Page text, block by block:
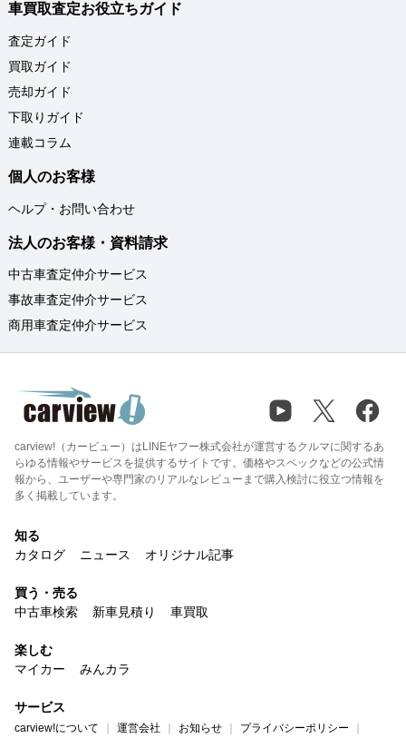
車買取査定お役立ちガイド
査定ガイド
買取ガイド
売却ガイド
下取りガイド
連載コラム
個人のお客様
ヘルプ・お問い合わせ
法人のお客様・資料請求
中古車査定仲介サービス
事故車査定仲介サービス
商用車査定仲介サービス
carview!（カービュー）はLINEヤフー株式会社が運営するクルマに関するあ
らゆる情報やサービスを提供するサイトです。価格やスペックなどの公式情
報から、ユーザーや専門家のリアルなレビューまで購入検討に役立つ情報を
多く掲載しています。
知る
カタログ
ニュース オリジナル記事
買う・売る
中古車検索
新車見積り 車買取
楽しむ
マイカー
みんカラ
サービス
carview!について 運営会社 お知らせ プライバシーポリシー